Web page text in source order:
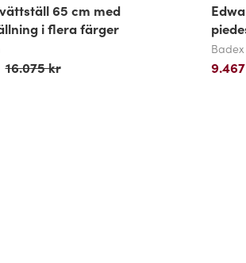
65 cm med
i flera färger
16.075 kr
Badex